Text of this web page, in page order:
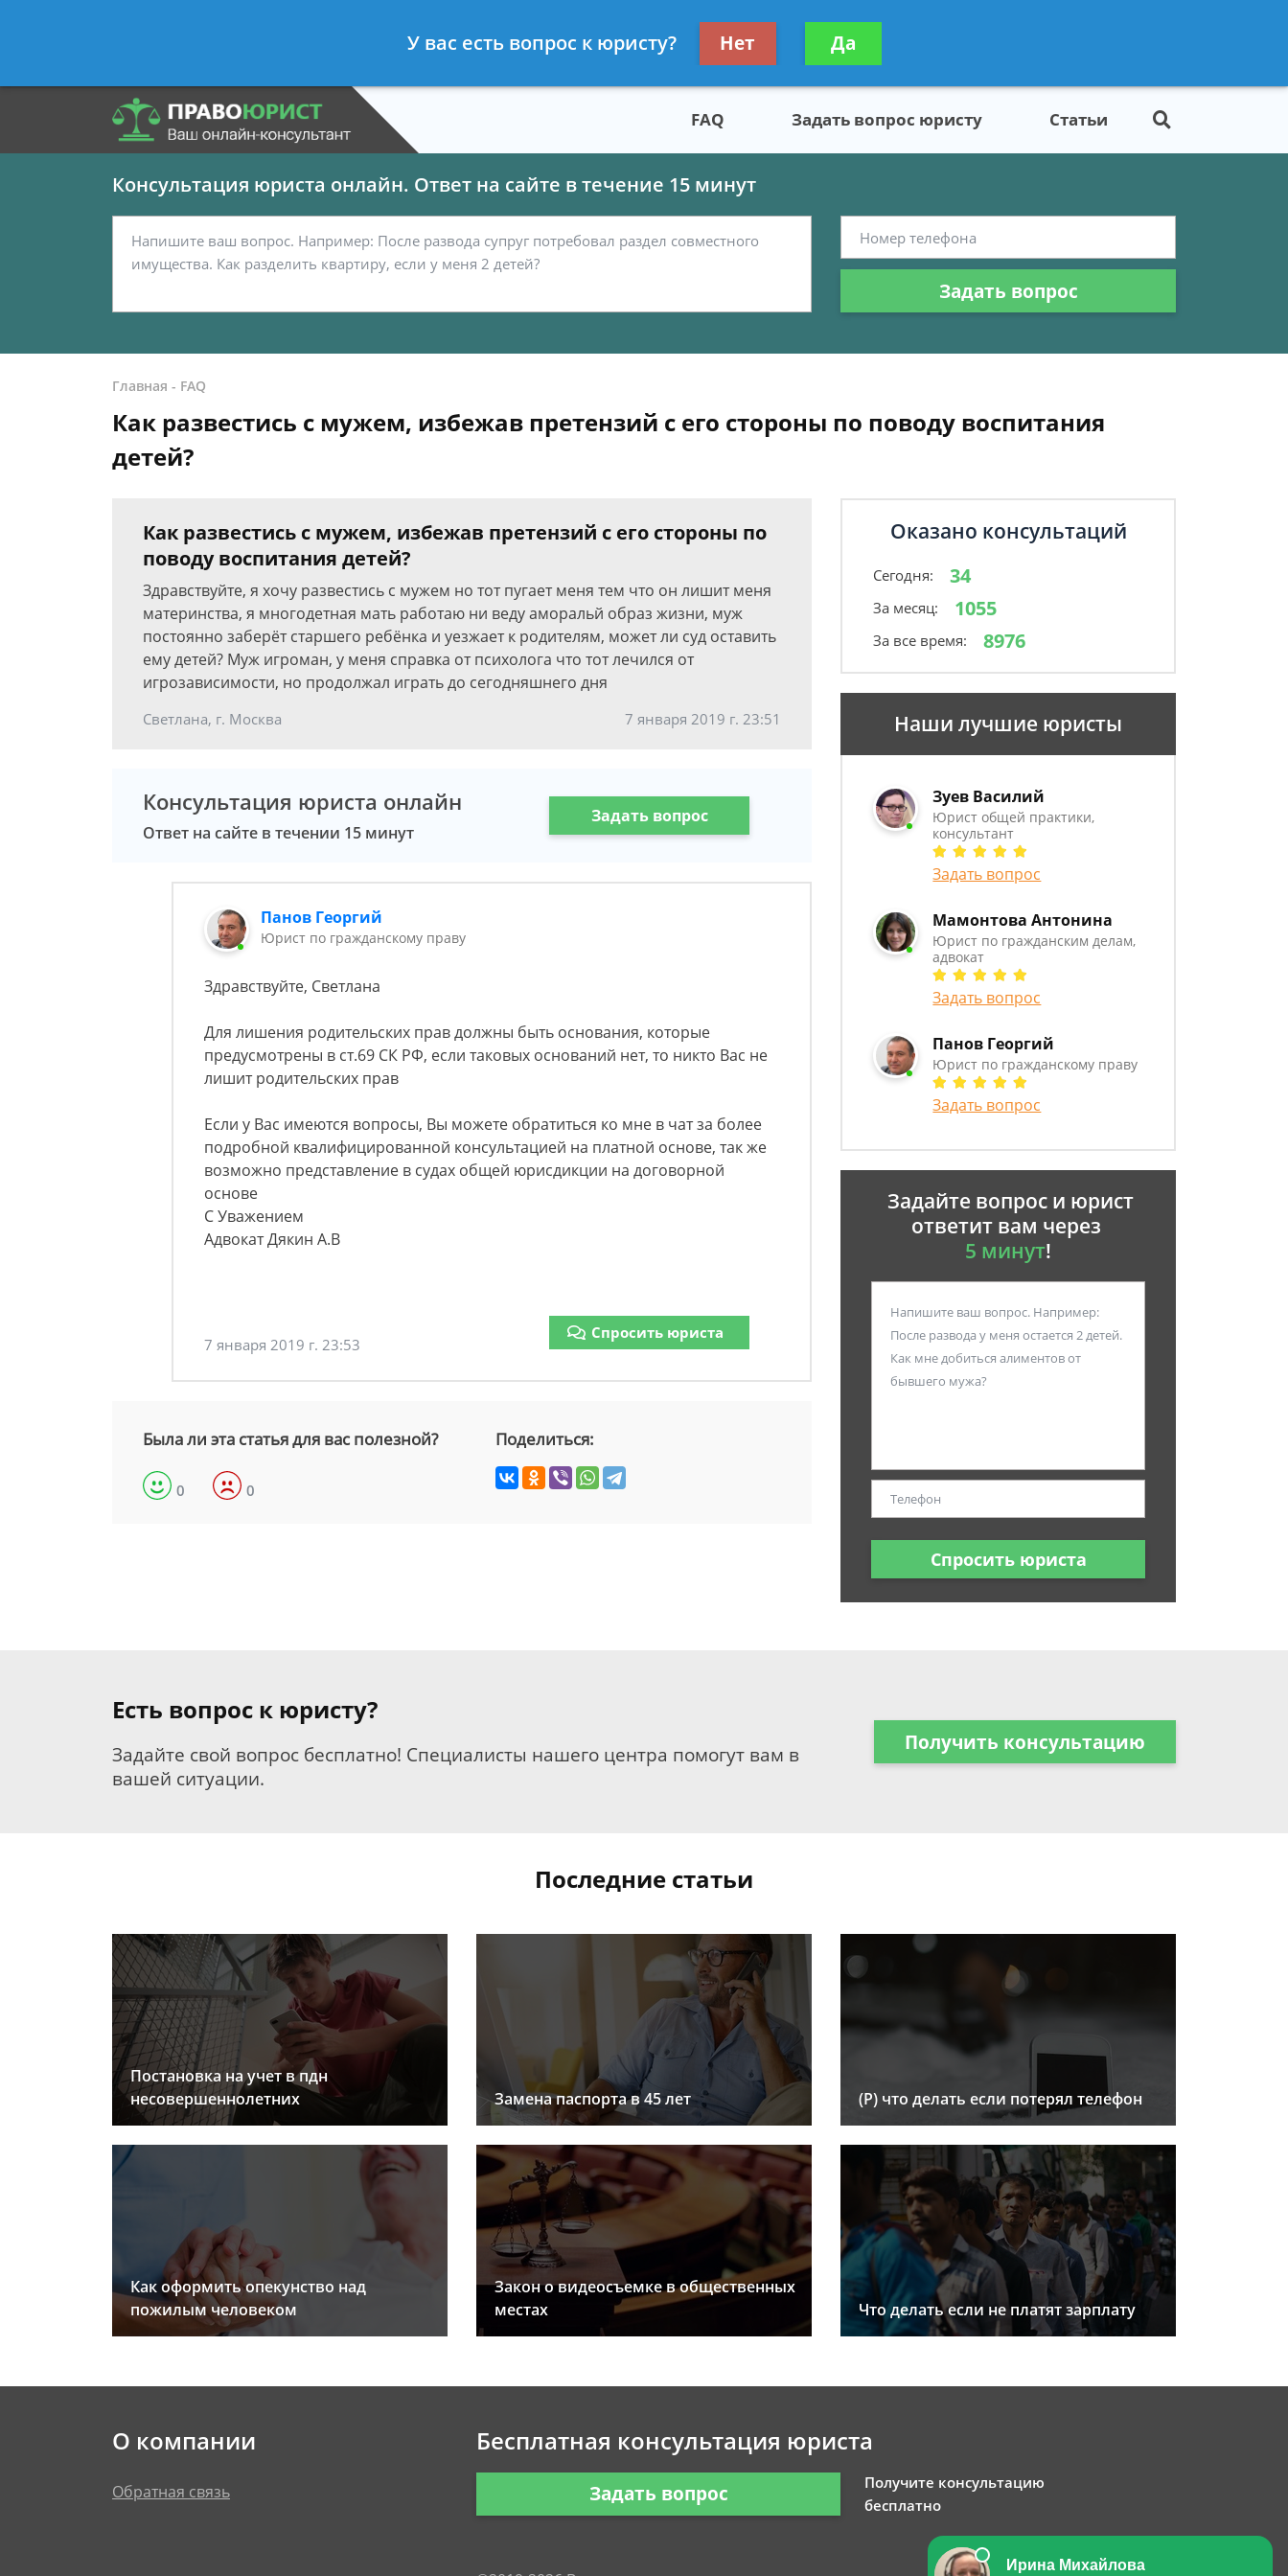
- Юрист по гражданскому праву
Получите консультацию
бесплатно
FAQ Задать вопрос юристу Статьи
Консультация юриста онлайн. Ответ на сайте в течение 15 минут
Задать вопрос
Главная - FAQ
Как развестись с мужем, избежав претензий с его стороны по поводу воспитания
детей?
Как развестись с мужем, избежав претензий с его стороны по
поводу воспитания детей?
Здравствуйте, я хочу развестись с мужем но тот пугает меня тем что он лишит меня
материнства, я многодетная мать работаю ни веду аморальй образ жизни, муж
постоянно заберёт старшего ребёнка и уезжает к родителям, может ли суд оставить
ему детей? Муж игроман, у меня справка от психолога что тот лечился от
игрозависимости, но продолжал играть до сегодняшнего дня
Светлана, г. Москва 7 января 2019 г. 23:51
Консультация юриста онлайн
Ответ на сайте в течении 15 минут
Задать вопрос
Панов Георгий
Юрист по гражданскому праву
Здравствуйте, Светлана
Для лишения родительских прав должны быть основания, которые
предусмотрены в ст.69 СК РФ, если таковых оснований нет, то никто Вас не
лишит родительских прав
Если у Вас имеются вопросы, Вы можете обратиться ко мне в чат за более
подробной квалифицированной консультацией на платной основе, так же
возможно представление в судах общей юрисдикции на договорной
основе
С Уважением
Адвокат Дякин А.В
7 января 2019 г. 23:53
Спросить юриста
Была ли эта статья для вас полезной?
0 0
Поделиться:
Оказано консультаций
Сегодня: 34
За месяц: 1055
За все время: 8976
Наши лучшие юристы
Зуев Василий
Юрист общей практики,
консультант
Задать вопрос
Мамонтова Антонина
Юрист по гражданским делам,
адвокат
Задать вопрос
Панов Георгий
Юрист по гражданскому праву
Задать вопрос
Задайте вопрос и юрист
ответит вам через
5 минут!
Спросить юриста
Есть вопрос к юристу?
Задайте свой вопрос бесплатно! Специалисты нашего центра помогут вам в
вашей ситуации.
Получить консультацию
Последние статьи
Постановка на учет в пдн
несовершеннолетних
Замена паспорта в 45 лет (Р) что делать если потерял телефон
Как оформить опекунство над
пожилым человеком
Закон о видеосъемке в общественных
местах
Что делать если не платят зарплату
О компании
Обратная связь
Бесплатная консультация юриста
Задать вопрос
Получите консультацию
бесплатно
У вас есть вопрос к юристу? Нет Да